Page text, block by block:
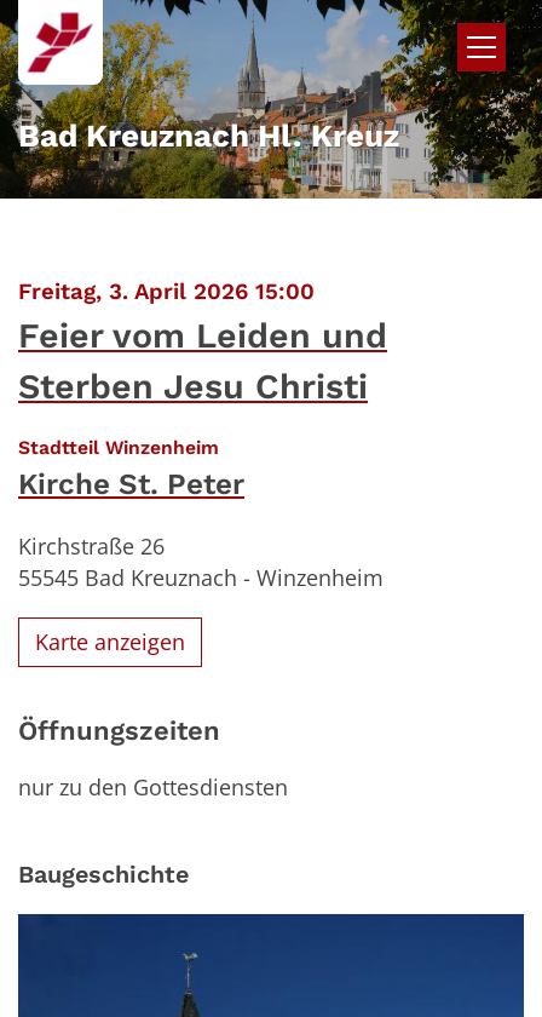
Zum Inhalt springen
Bad Kreuznach Hl. Kreuz
Freitag, 3. April 2026 15:00
Feier vom Leiden und
Sterben Jesu Christi
Stadtteil Winzenheim
Kirche St. Peter
Kirchstraße 26
55545 Bad Kreuznach - Winzenheim
Karte anzeigen
Öffnungszeiten
nur zu den Gottesdiensten
Baugeschichte